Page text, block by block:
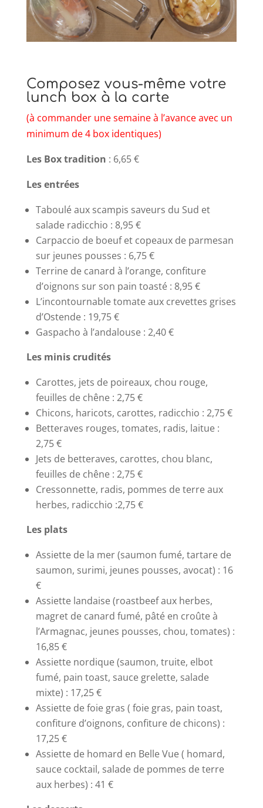
Composez vous-même votre
lunch box à la carte
(à commander une semaine à l’avance avec un
minimum de 4 box identiques)
Les Box tradition : 6,65 €
Les entrées
Taboulé aux scampis saveurs du Sud et
salade radicchio : 8,95 €
Carpaccio de boeuf et copeaux de parmesan
sur jeunes pousses : 6,75 €
Terrine de canard à l’orange, confiture
d’oignons sur son pain toasté : 8,95 €
L’incontournable tomate aux crevettes grises
d’Ostende : 19,75 €
Gaspacho à l’andalouse : 2,40 €
Les minis crudités
Carottes, jets de poireaux, chou rouge,
feuilles de chêne : 2,75 €
Chicons, haricots, carottes, radicchio : 2,75 €
Betteraves rouges, tomates, radis, laitue :
2,75 €
Jets de betteraves, carottes, chou blanc,
feuilles de chêne : 2,75 €
Cressonnette, radis, pommes de terre aux
herbes, radicchio :2,75 €
Les plats
Assiette de la mer (saumon fumé, tartare de
saumon, surimi, jeunes pousses, avocat) : 16
€
Assiette landaise (roastbeef aux herbes,
magret de canard fumé, pâté en croûte à
l’Armagnac, jeunes pousses, chou, tomates) :
16,85 €
Assiette nordique (saumon, truite, elbot
fumé, pain toast, sauce grelette, salade
mixte) : 17,25 €
Assiette de foie gras ( foie gras, pain toast,
confiture d’oignons, confiture de chicons) :
17,25 €
Assiette de homard en Belle Vue ( homard,
sauce cocktail, salade de pommes de terre
aux herbes) : 41 €